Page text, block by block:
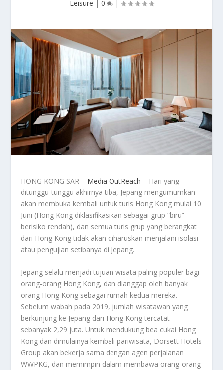
Leisure | 0 |
HONG KONG SAR – Media OutReach – Hari yang
ditunggu-tunggu akhirnya tiba, Jepang mengumumkan
akan membuka kembali untuk turis Hong Kong mulai 10
Juni (Hong Kong diklasifikasikan sebagai grup “biru”
berisiko rendah), dan semua turis grup yang berangkat
dari Hong Kong tidak akan diharuskan menjalani isolasi
atau pengujian setibanya di Jepang.
Jepang selalu menjadi tujuan wisata paling populer bagi
orang-orang Hong Kong, dan dianggap oleh banyak
orang Hong Kong sebagai rumah kedua mereka.
Sebelum wabah pada 2019, jumlah wisatawan yang
berkunjung ke Jepang dari Hong Kong tercatat
sebanyak 2,29 juta. Untuk mendukung bea cukai Hong
Kong dan dimulainya kembali pariwisata, Dorsett Hotels
Group akan bekerja sama dengan agen perjalanan
WWPKG, dan memimpin dalam membawa orang-orang